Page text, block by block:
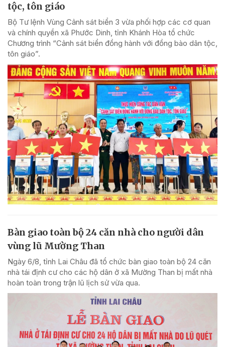
tộc, tôn giáo
Bộ Tư lệnh Vùng Cảnh sát biển 3 vừa phối hợp các cơ quan
và chính quyền xã Phước Dinh, tỉnh Khánh Hòa tổ chức
Chương trình “Cảnh sát biển đồng hành với đồng bào dân tộc,
tôn giáo”.
Bàn giao toàn bộ 24 căn nhà cho người dân
vùng lũ Mường Than
Ngày 6/8, tỉnh Lai Châu đã tổ chức bàn giao toàn bộ 24 căn
nhà tái định cư cho các hộ dân ở xã Mường Than bị mất nhà
hoàn toàn trong trận lũ lịch sử vừa qua.